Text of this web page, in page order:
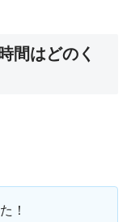
間はどのく
！